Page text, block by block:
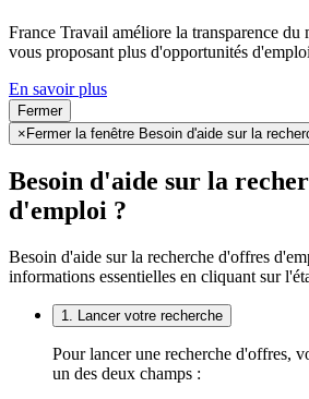
France Travail améliore la transparence du
vous proposant plus d'opportunités
En savoir plus
Fermer
×Fermer la fenêtre Besoin d'aide sur la
Besoin d'aide sur la
d'emploi ?
Besoin d'aide sur la recherche d'offres
informations essentielles en cliquant sur
1. Lancer votre recherche
Pour lancer une recherche d'offres,
un des deux champs :